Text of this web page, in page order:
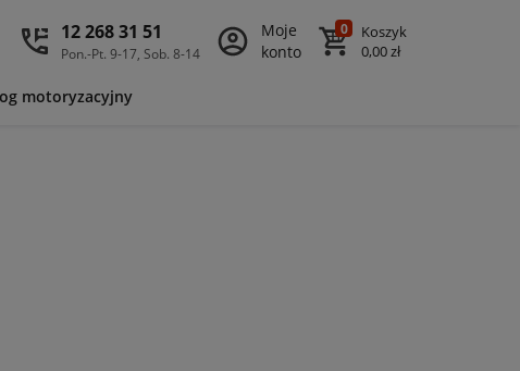
12 268 31 51
Pon.-Pt. 9-17, Sob. 8-14
Moje
konto
0
Koszyk
0,00 zł
motoryzacyjny